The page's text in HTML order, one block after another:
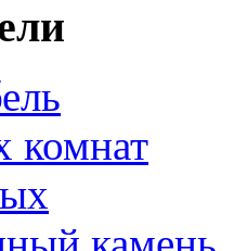
комнат